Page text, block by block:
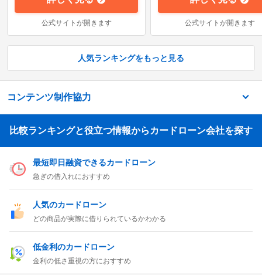
公式サイトが開きます 公式サイトが開きます
人気ランキングをもっと見る
コンテンツ制作協力
比較ランキングと役立つ情報からカードローン会社を探す
最短即日融資できるカードローン
急ぎの借入れにおすすめ
人気のカードローン
どの商品が実際に借りられているかわかる
低金利のカードローン
金利の低さ重視の方におすすめ